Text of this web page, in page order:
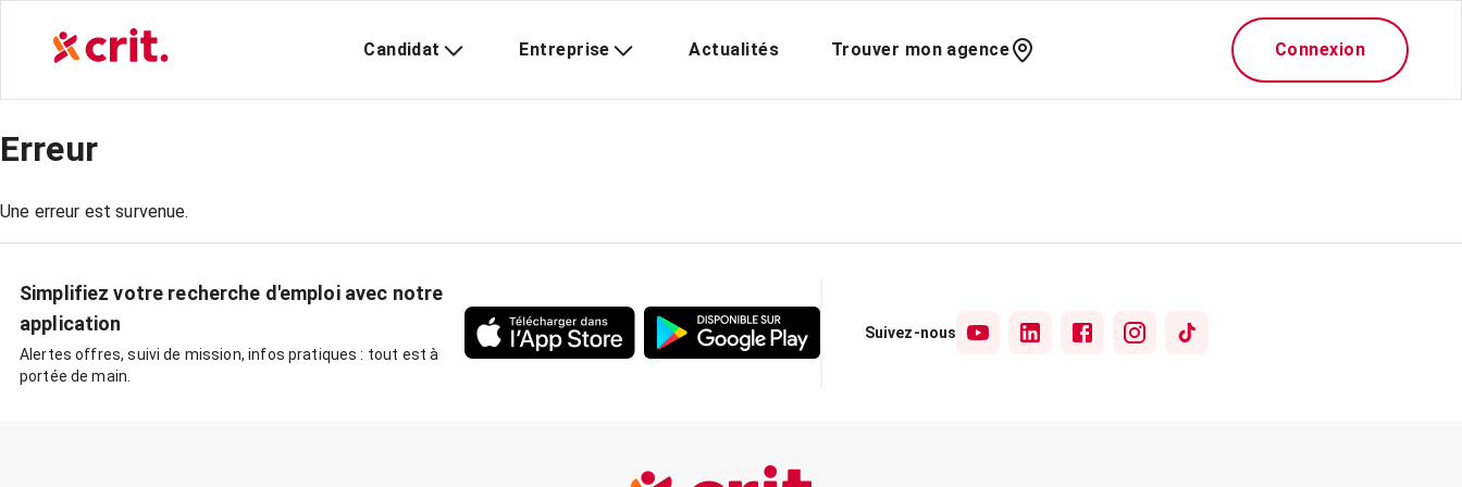
Candidat Entreprise Actualités Trouver mon agence Connexion
Erreur
Une erreur est survenue.
Simplifiez votre recherche d'emploi avec notre
application
Alertes offres, suivi de mission, infos pratiques : tout est à
portée de main.
Suivez-nous